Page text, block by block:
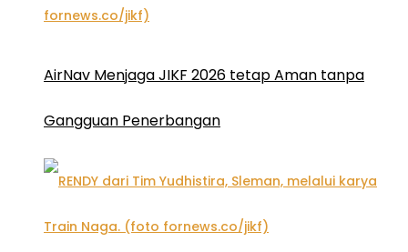
AirNav Menjaga JIKF 2026 tetap Aman tanpa
Gangguan Penerbangan